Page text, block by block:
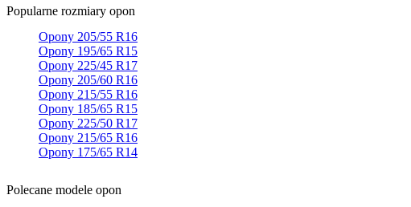
Popularne rozmiary opon
Opony 205/55 R16
Opony 195/65 R15
Opony 225/45 R17
Opony 205/60 R16
Opony 215/55 R16
Opony 185/65 R15
Opony 225/50 R17
Opony 215/65 R16
Opony 175/65 R14
Polecane modele opon